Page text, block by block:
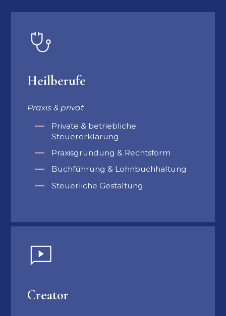
Heilberufe
Praxis & privat
Private & betriebliche
Steuererklärung
Praxisgründung & Rechtsform
Buchführung & Lohnbuchhaltung
Steuerliche Gestaltung
Creator